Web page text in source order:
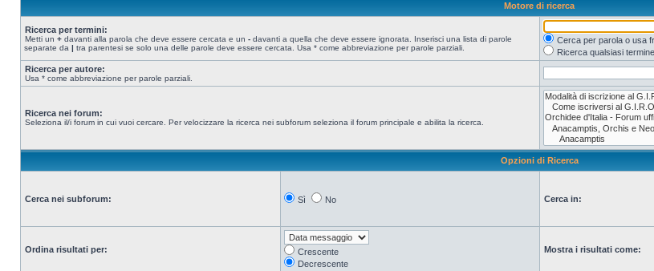
Motore di ricerca
Ricerca per termini:
Metti un + davanti alla parola che deve essere cercata e un - davanti a quella che deve essere ignorata. Inserisci una lista di parole
separate da | tra parentesi se solo una delle parole deve essere cercata. Usa * come abbreviazione per parole parziali.
Cerca per parola o usa
Ricerca qualsiasi termine
Ricerca per autore:
Usa * come abbreviazione per parole parziali.
Ricerca nei forum:
Seleziona il/i forum in cui vuoi cercare. Per velocizzare la ricerca nei subforum seleziona il forum principale e abilita la ricerca.
Opzioni di Ricerca
Cerca nei subforum: Sì No Cerca in:
Ordina risultati per:
Crescente
Decrescente
Mostra i risultati come: